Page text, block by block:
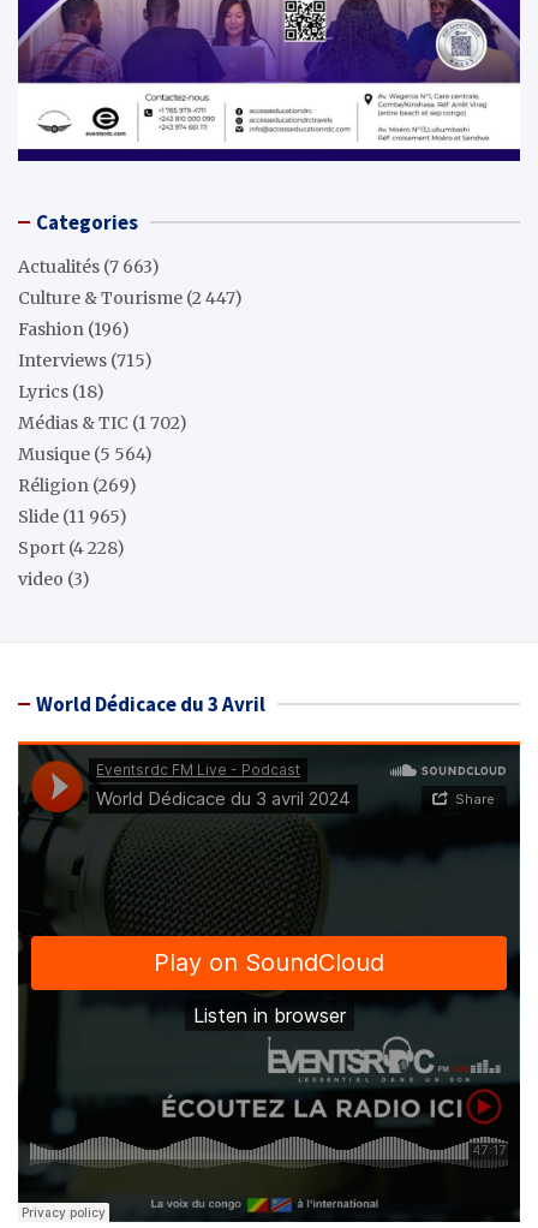
Categories
Actualités (7 663)
Culture & Tourisme (2 447)
Fashion (196)
Interviews (715)
Lyrics (18)
Médias & TIC (1 702)
Musique (5 564)
Réligion (269)
Slide (11 965)
Sport (4 228)
video (3)
World Dédicace du 3 Avril